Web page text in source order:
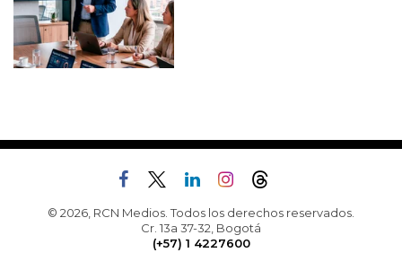
© 2026, RCN Medios. Todos los derechos reservados.
Cr. 13a 37-32, Bogotá
(+57) 1 4227600